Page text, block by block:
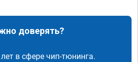
доверять?
в сфере чип-тюнинга.